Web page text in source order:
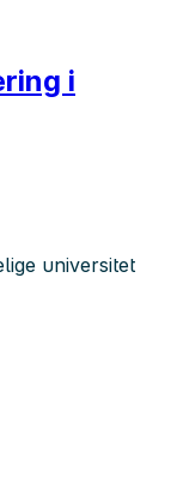
i
universitet